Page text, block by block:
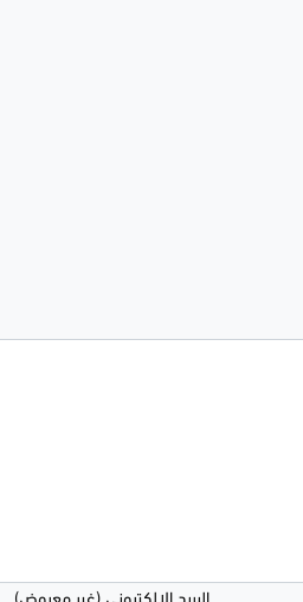
البريد الإلكتروني (غير معروض)